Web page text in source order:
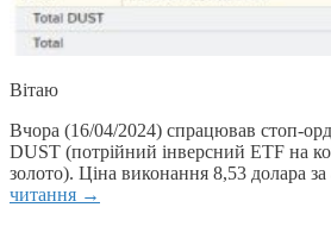
Вітаю
Вчора (16/04/2024) спрацював стоп-
DUST (потрійний інверсний ETF на
золото). Ціна виконання 8,53 долара за
читання →